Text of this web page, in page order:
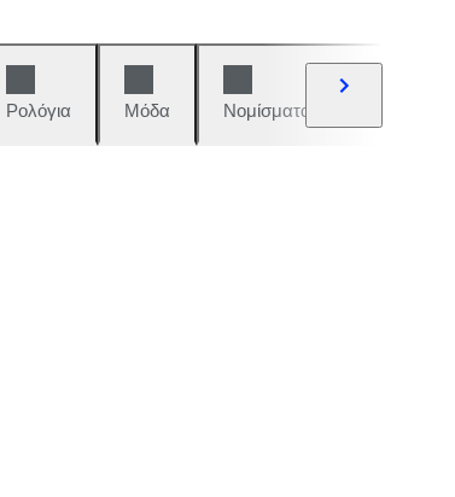
Ρολόγια Μόδα Νομίσματα και